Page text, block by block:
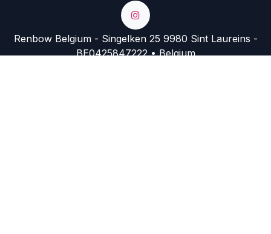
Renbow Belgium - Singelken 25 9980 Sint Laureins -
BE0425847222 • Belgium